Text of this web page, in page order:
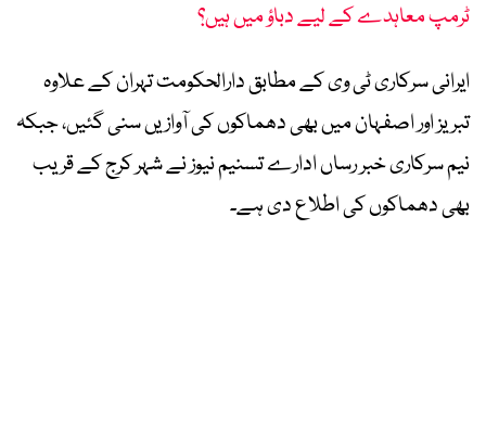
ٹرمپ معاہدے کے لیے دباؤ میں ہیں؟
ایرانی سرکاری ٹی وی کے مطابق دارالحکومت تہران کے علاوہ
تبریز اور اصفہان میں بھی دھماکوں کی آوازیں سنی گئیں، جبکہ
نیم سرکاری خبر رساں ادارے تسنیم نیوز نے شہر کرج کے قریب
بھی دھماکوں کی اطلاع دی ہے۔